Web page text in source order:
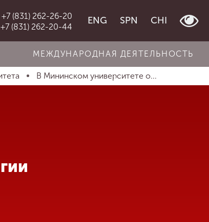
+7 (831) 262-26-20
+7 (831) 262-20-44
ENG SPN CHI
МЕЖДУНАРОДНАЯ ДЕЯТЕЛЬНОСТЬ
В Мининском университете о...